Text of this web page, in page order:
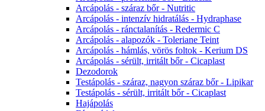
Arcápolás - száraz bőr - Nutritic
Arcápolás - intenzív hidratálás - Hydraphase
Arcápolás - ránctalanítás - Redermic C
Arcápolás - alapozók - Toleriane Teint
Arcápolás - hámlás, vörös foltok - Kerium DS
Arcápolás - sérült, irritált bőr - Cicaplast
Dezodorok
Testápolás - száraz, nagyon száraz bőr - Lipikar
Testápolás - sérült, irritált bőr - Cicaplast
Hajápolás